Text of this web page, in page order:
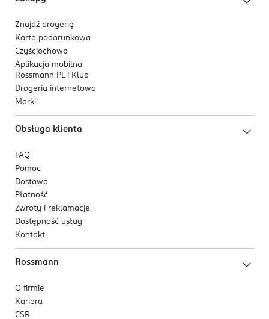
Znajdź drogerię
Karta podarunkowa
Czyściochowo
Aplikacja mobilna
Rossmann PL i Klub
Drogeria internetowa
Marki
Obsługa klienta
FAQ
Pomoc
Dostawa
Płatność
Zwroty i reklamacje
Dostępność usług
Kontakt
Rossmann
O firmie
Kariera
CSR